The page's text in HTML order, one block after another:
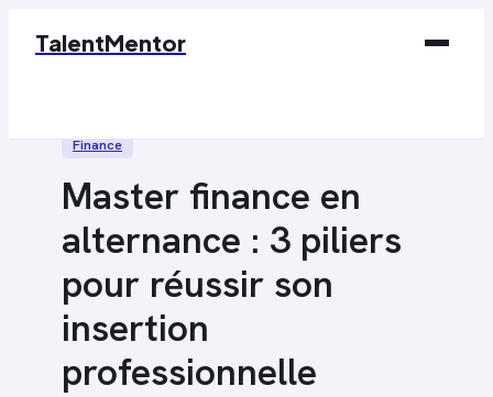
TalentMentor
Tech
Finance
Master finance en
alternance : 3 piliers
pour réussir son
insertion
professionnelle